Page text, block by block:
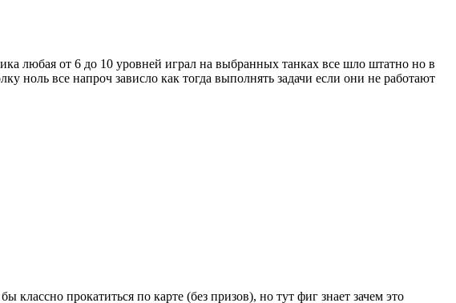
любая от 6 до 10 уровней играл на выбранных танках все шло штатно но в
ноль все напроч зависло как тогда выполнять задачи если они не работают
прокатиться по карте (без призов), но тут фиг знает зачем это